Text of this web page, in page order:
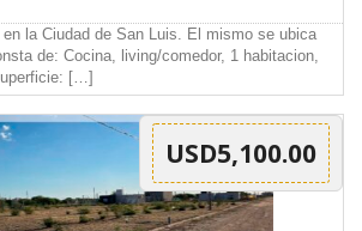
en la Ciudad de San Luis. El mismo se ubica
de: Cocina, living/comedor, 1 habitacion,
[…]
USD5,100.00